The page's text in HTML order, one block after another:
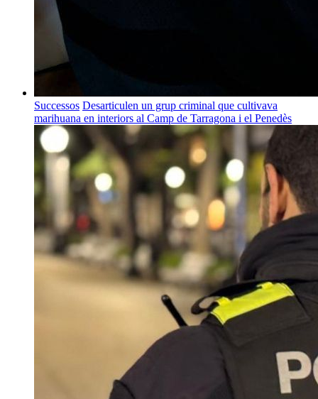
Successos Desarticulen un grup criminal que cultivava
marihuana en interiors al Camp de Tarragona i el Penedès